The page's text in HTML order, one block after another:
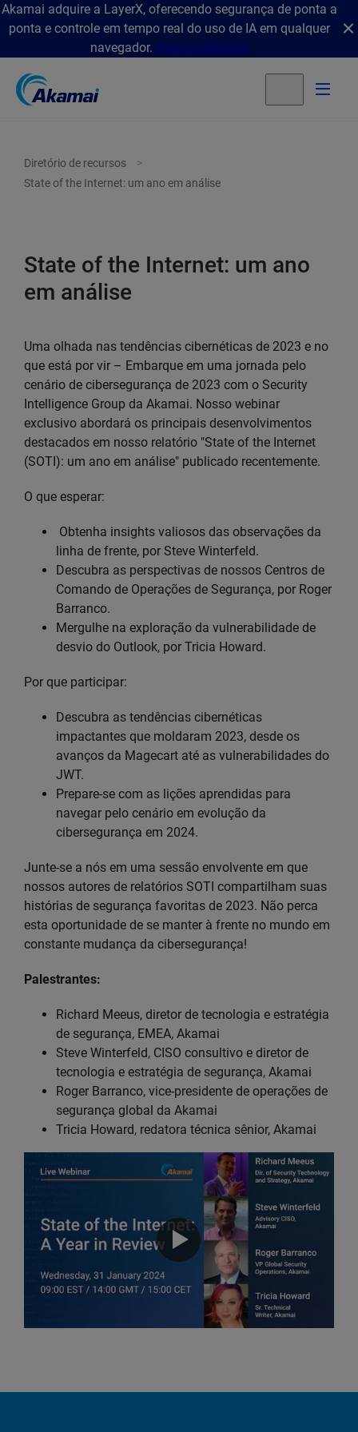
Akamai adquire a LayerX, oferecendo segurança de ponta a
ponta e controle em tempo real do uso de IA em qualquer
navegador. Veja os detalhes
Diretório de recursos
State of the Internet: um ano em análise
State of the Internet: um ano
em análise
Uma olhada nas tendências cibernéticas de 2023 e no
que está por vir – Embarque em uma jornada pelo
cenário de cibersegurança de 2023 com o Security
Intelligence Group da Akamai. Nosso webinar
exclusivo abordará os principais desenvolvimentos
destacados em nosso relatório "State of the Internet
(SOTI): um ano em análise" publicado recentemente.
O que esperar:
Obtenha insights valiosos das observações da
linha de frente, por Steve Winterfeld.
Descubra as perspectivas de nossos Centros de
Comando de Operações de Segurança, por Roger
Barranco.
Mergulhe na exploração da vulnerabilidade de
desvio do Outlook, por Tricia Howard.
Por que participar:
Descubra as tendências cibernéticas
impactantes que moldaram 2023, desde os
avanços da Magecart até as vulnerabilidades do
JWT.
Prepare-se com as lições aprendidas para
navegar pelo cenário em evolução da
cibersegurança em 2024.
Junte-se a nós em uma sessão envolvente em que
nossos autores de relatórios SOTI compartilham suas
histórias de segurança favoritas de 2023. Não perca
esta oportunidade de se manter à frente no mundo em
constante mudança da cibersegurança!
Palestrantes:
Richard Meeus, diretor de tecnologia e estratégia
de segurança, EMEA, Akamai
Steve Winterfeld, CISO consultivo e diretor de
tecnologia e estratégia de segurança, Akamai
Roger Barranco, vice-presidente de operações de
segurança global da Akamai
Tricia Howard, redatora técnica sênior, Akamai